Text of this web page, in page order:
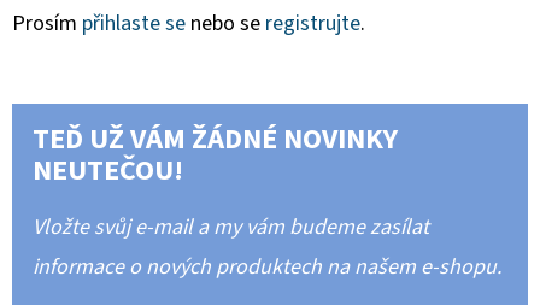
Prosím přihlaste se nebo se registrujte.
TEĎ UŽ VÁM ŽÁDNÉ NOVINKY
NEUTEČOU!
Vložte svůj e-mail a my vám budeme zasílat
informace o nových produktech na našem e-shopu.